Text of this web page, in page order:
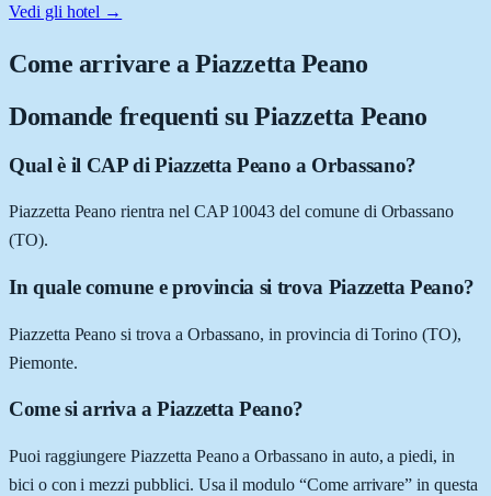
Vedi gli hotel →
Come arrivare aPiazzetta Peano
Domande frequenti su Piazzetta Peano
Qual è il CAP di Piazzetta Peano a Orbassano?
Piazzetta Peano rientra nel CAP 10043 del comune di Orbassano
(TO).
In quale comune e provincia si trova Piazzetta Peano?
Piazzetta Peano si trova a Orbassano, in provincia di Torino (TO),
Piemonte.
Come si arriva a Piazzetta Peano?
Puoi raggiungere Piazzetta Peano a Orbassano in auto, a piedi, in
bici o con i mezzi pubblici. Usa il modulo “Come arrivare” in questa